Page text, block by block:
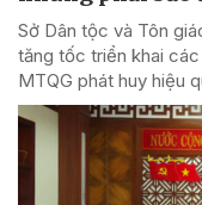
Sở Dân tộc và Tôn
tăng tốc triển khai
MTQG phát huy hiệu